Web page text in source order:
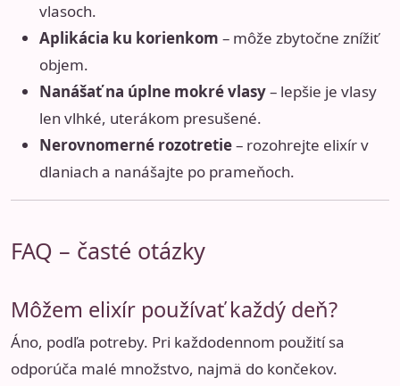
vlasoch.
Aplikácia ku korienkom – môže zbytočne znížiť
objem.
Nanášať na úplne mokré vlasy– lepšie je vlasy
len vlhké, uterákom presušené.
Nerovnomerné rozotretie– rozohrejte elixír v
dlaniach a nanášajte po prameňoch.
FAQ – časté otázky
Môžem elixír používať každý deň?
Áno, podľa potreby. Pri každodennom použití sa
odporúča malé množstvo, najmä do končekov.